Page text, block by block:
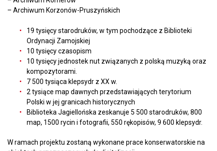
– Archiwum Korzonów-Pruszyńskich
19 tysięcy starodruków, w tym pochodzące z Biblioteki
Ordynacji Zamojskiej
10 tysięcy czasopism
10 tysięcy jednostek nut związanych z polską muzyką oraz
kompozytorami.
7 500 tysiąca klepsydr z XX w.
2 tysiące map dawnych przedstawiających terytorium
Polski w jej granicach historycznych
Biblioteka Jagiellońska zeskanuje 5 500 starodruków, 800
map, 1500 rycin i fotografii, 550 rękopisów, 9 600 klepsydr.
W ramach projektu zostaną wykonane prace konserwatorskie na